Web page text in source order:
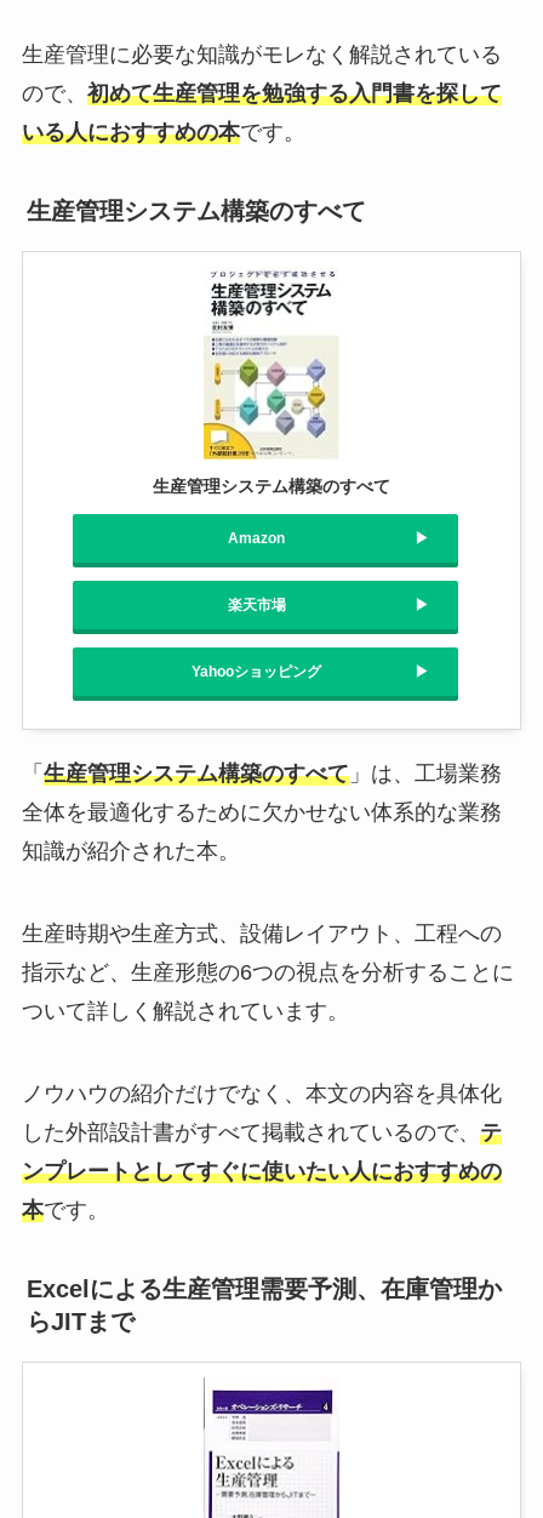
生産管理に必要な知識がモレなく解説されている
ので、 初めて生産管理を勉強する入門書を探して
いる人におすすめの本です。
生産管理システム構築のすべて
生産管理システム構築のすべて
Amazon
楽天市場
Yahooショッピング
「 生産管理システム構築のすべて」は、工場業務
全体を最適化するために欠かせない体系的な業務
知識が紹介された本。
生産時期や生産方式、設備レイアウト、工程への
指示など、生産形態の6つの視点を分析することに
ついて詳しく解説されています。
ノウハウの紹介だけでなく、本文の内容を具体化
した外部設計書がすべて掲載されているので、 テ
ンプレートとしてすぐに使いたい人におすすめの
本です。
Excelによる生産管理需要予測、在庫管理か
らJITまで